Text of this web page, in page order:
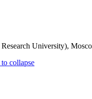
University),
collapse